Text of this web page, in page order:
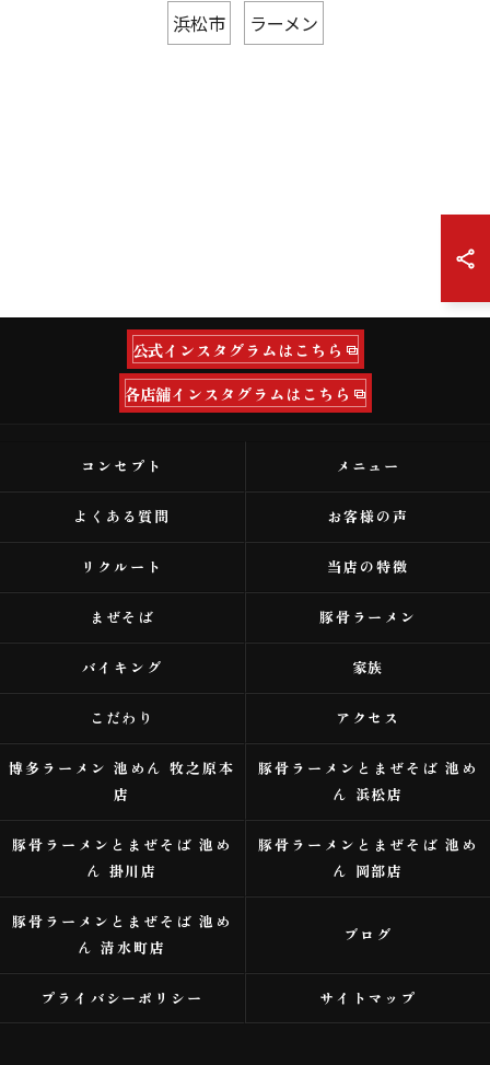
浜松市 ラーメン
公式インスタグラムはこちら
各店舗インスタグラムはこちら
コンセプト メニュー
よくある質問 お客様の声
リクルート 当店の特徴
まぜそば 豚骨ラーメン
バイキング 家族
こだわり アクセス
博多ラーメン 池めん 牧之原本
店
豚骨ラーメンとまぜそば 池め
ん 浜松店
豚骨ラーメンとまぜそば 池め
ん 掛川店
豚骨ラーメンとまぜそば 池め
ん 岡部店
豚骨ラーメンとまぜそば 池め
ん 清水町店
ブログ
プライバシーポリシー サイトマップ